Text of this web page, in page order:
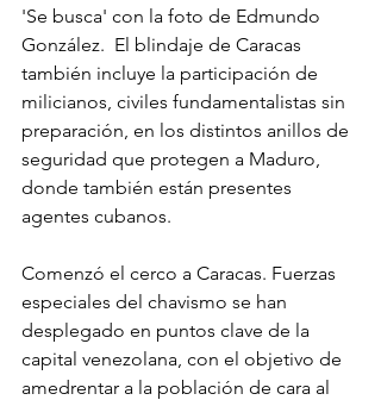
'Se busca' con la foto de Edmundo
González.  El blindaje de Caracas
también incluye la participación de
milicianos, civiles fundamentalistas sin
preparación, en los distintos anillos de
seguridad que protegen a Maduro,
donde también están presentes
agentes cubanos.
Comenzó el cerco a Caracas. Fuerzas
especiales del chavismo se han
desplegado en puntos clave de la
capital venezolana, con el objetivo de
amedrentar a la población de cara al